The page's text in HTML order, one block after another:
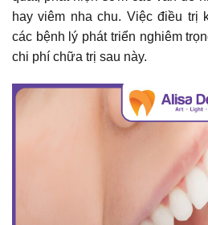
hay viêm nha chu. Việc điều trị
các bệnh lý phát triển nghiêm
chi phí chữa trị sau này.